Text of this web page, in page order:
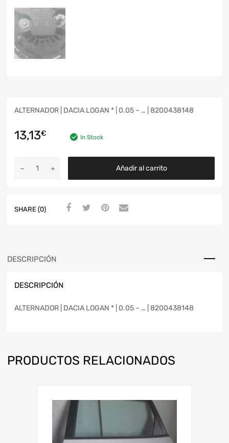
ALTERNADOR | DACIA LOGAN * | 0.05 – … | 8200438148
13,13€ In Stock
Añadir al carrito
SHARE (0)
DESCRIPCIÓN
DESCRIPCIÓN
ALTERNADOR | DACIA LOGAN * | 0.05 – … | 8200438148
PRODUCTOS RELACIONADOS